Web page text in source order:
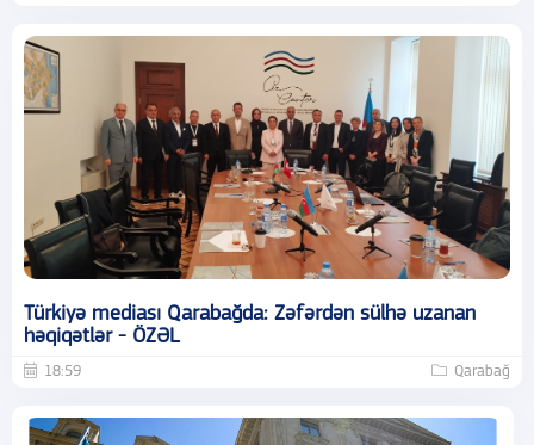
Türkiyə mediası Qarabağda: Zəfərdən sülhə uzanan
həqiqətlər - ÖZƏL
18:59 Qarabağ